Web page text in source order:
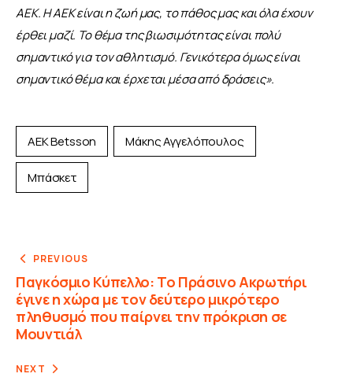
ΑΕΚ. Η ΑΕΚ είναι η ζωή μας, το πάθος μας και όλα έχουν
έρθει μαζί. Το θέμα της βιωσιμότητας είναι πολύ
σημαντικό για τον αθλητισμό. Γενικότερα όμως είναι
σημαντικό θέμα και έρχεται μέσα από δράσεις».
ΑΕΚ Betsson Μάκης Αγγελόπουλος
Μπάσκετ
PREVIOUS
Παγκόσμιο Κύπελλο: Το Πράσινο Ακρωτήρι
έγινε η χώρα με τον δεύτερο μικρότερο
πληθυσμό που παίρνει την πρόκριση σε
Μουντιάλ
NEXT